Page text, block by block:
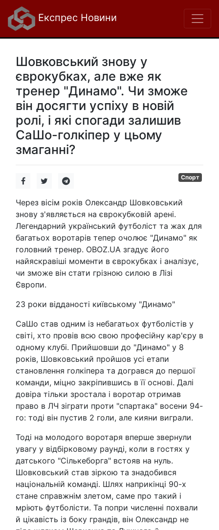
Експрес Новини
Шовковський знову у
єврокубках, але вже як
тренер "Динамо". Чи зможе
він досягти успіху в новій
ролі, і які спогади залишив
СаШо-голкіпер у цьому
змаганні?
Спорт
Через вісім років Олександр Шовковський
знову з'являється на єврокубковій арені.
Легендарний український футболіст та жах для
багатьох воротарів тепер очолює "Динамо" як
головний тренер. OBOZ.UA згадує його
найяскравіші моменти в єврокубках і аналізує,
чи зможе він стати грізною силою в Лізі
Європи.
23 роки відданості київському "Динамо"
СаШо став одним із небагатьох футболістів у
світі, хто провів всю свою професійну кар'єру в
одному клубі. Прийшовши до "Динамо" у 8
років, Шовковський пройшов усі етапи
становлення голкіпера та догрався до першої
команди, міцно закріпившись в її основі. Далі
довіра тільки зростала і воротар отримав
право в ЛЧ зіграти проти "спартака" восени 94-
го: тоді він пустив 2 голи, але кияни виграли.
Тоді на молодого воротаря вперше звернули
увагу у відбірковому раунді, коли в гостях у
датського "Сількеборга" встояв на нуль.
Шовковський став зіркою та знадобився
національній команді. Шлях наприкінці 90-х
стане справжнім злетом, саме про такий і
мріють футболісти. Та попри численні похвали
й цікавість із боку грандів, він Олександр не